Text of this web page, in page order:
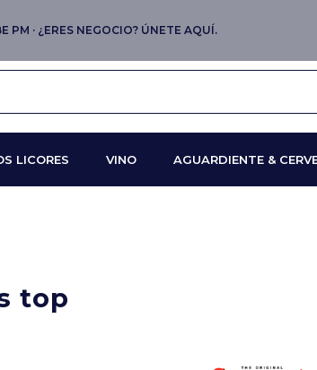
PM · ¿ERES NEGOCIO? ÚNETE AQUÍ.
LICORES VINO AGUARDIENTE &
top